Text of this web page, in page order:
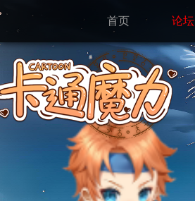
首页 论坛